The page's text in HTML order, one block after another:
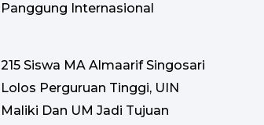
Panggung Internasional
215 Siswa MA Almaarif Singosari
Lolos Perguruan Tinggi, UIN
Maliki Dan UM Jadi Tujuan